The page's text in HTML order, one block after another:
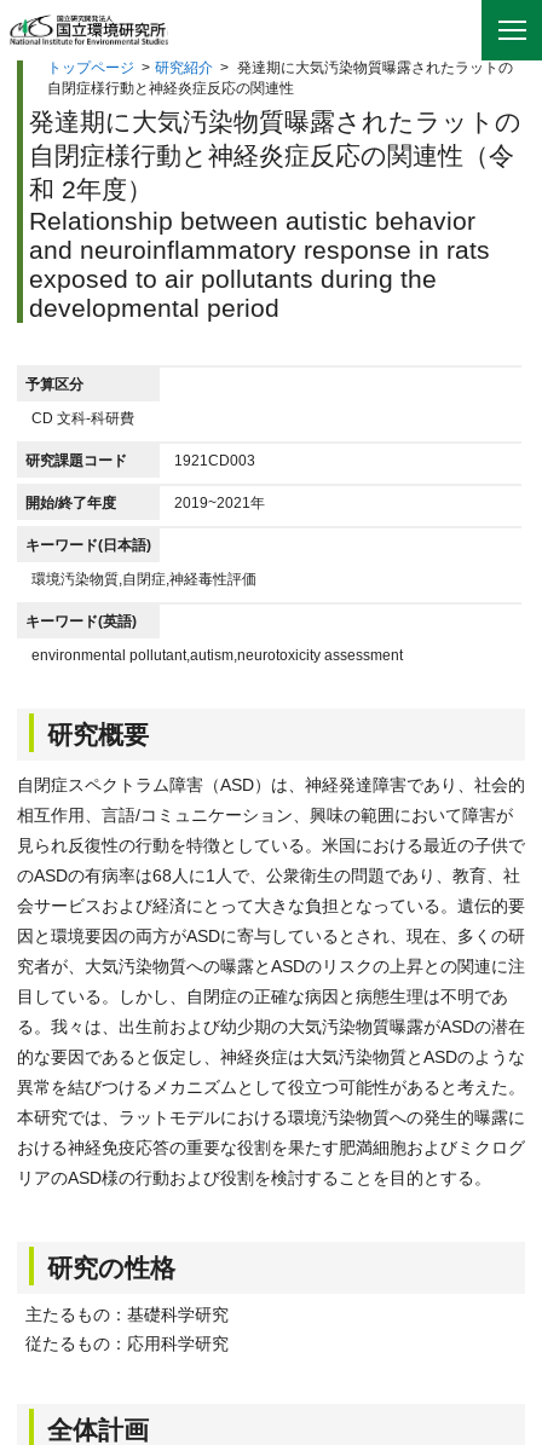
トップページ > 研究紹介 > 発達期に大気汚染物質曝露されたラットの
自閉症様行動と神経炎症反応の関連性
発達期に大気汚染物質曝露されたラットの
自閉症様行動と神経炎症反応の関連性（令
和 2年度）
Relationship between autistic behavior
and neuroinflammatory response in rats
exposed to air pollutants during the
developmental period
予算区分
CD 文科-科研費
研究課題コード 1921CD003
開始/終了年度 2019~2021年
キーワード(日本語)
環境汚染物質,自閉症,神経毒性評価
キーワード(英語)
environmental pollutant,autism,neurotoxicity assessment
研究概要
自閉症スペクトラム障害（ASD）は、神経発達障害であり、社会的
相互作用、言語/コミュニケーション、興味の範囲において障害が
見られ反復性の行動を特徴としている。米国における最近の子供で
のASDの有病率は68人に1人で、公衆衛生の問題であり、教育、社
会サービスおよび経済にとって大きな負担となっている。遺伝的要
因と環境要因の両方がASDに寄与しているとされ、現在、多くの研
究者が、大気汚染物質への曝露とASDのリスクの上昇との関連に注
目している。しかし、自閉症の正確な病因と病態生理は不明であ
る。我々は、出生前および幼少期の大気汚染物質曝露がASDの潜在
的な要因であると仮定し、神経炎症は大気汚染物質とASDのような
異常を結びつけるメカニズムとして役立つ可能性があると考えた。
本研究では、ラットモデルにおける環境汚染物質への発生的曝露に
おける神経免疫応答の重要な役割を果たす肥満細胞およびミクログ
リアのASD様の行動および役割を検討することを目的とする。
研究の性格
主たるもの：基礎科学研究
従たるもの：応用科学研究
全体計画